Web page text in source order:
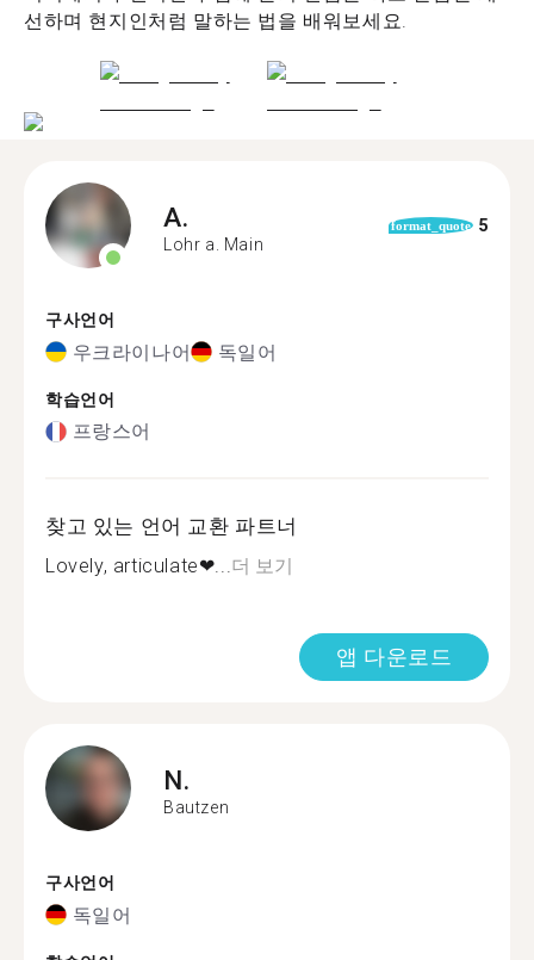
선하며 현지인처럼 말하는 법을 배워보세요.
A.
Lohr a. Main
format_quote 5
구사언어
우크라이나어 독일어
학습언어
프랑스어
찾고 있는 언어 교환 파트너
Lovely, articulate❤...더 보기
앱 다운로드
N.
Bautzen
구사언어
독일어